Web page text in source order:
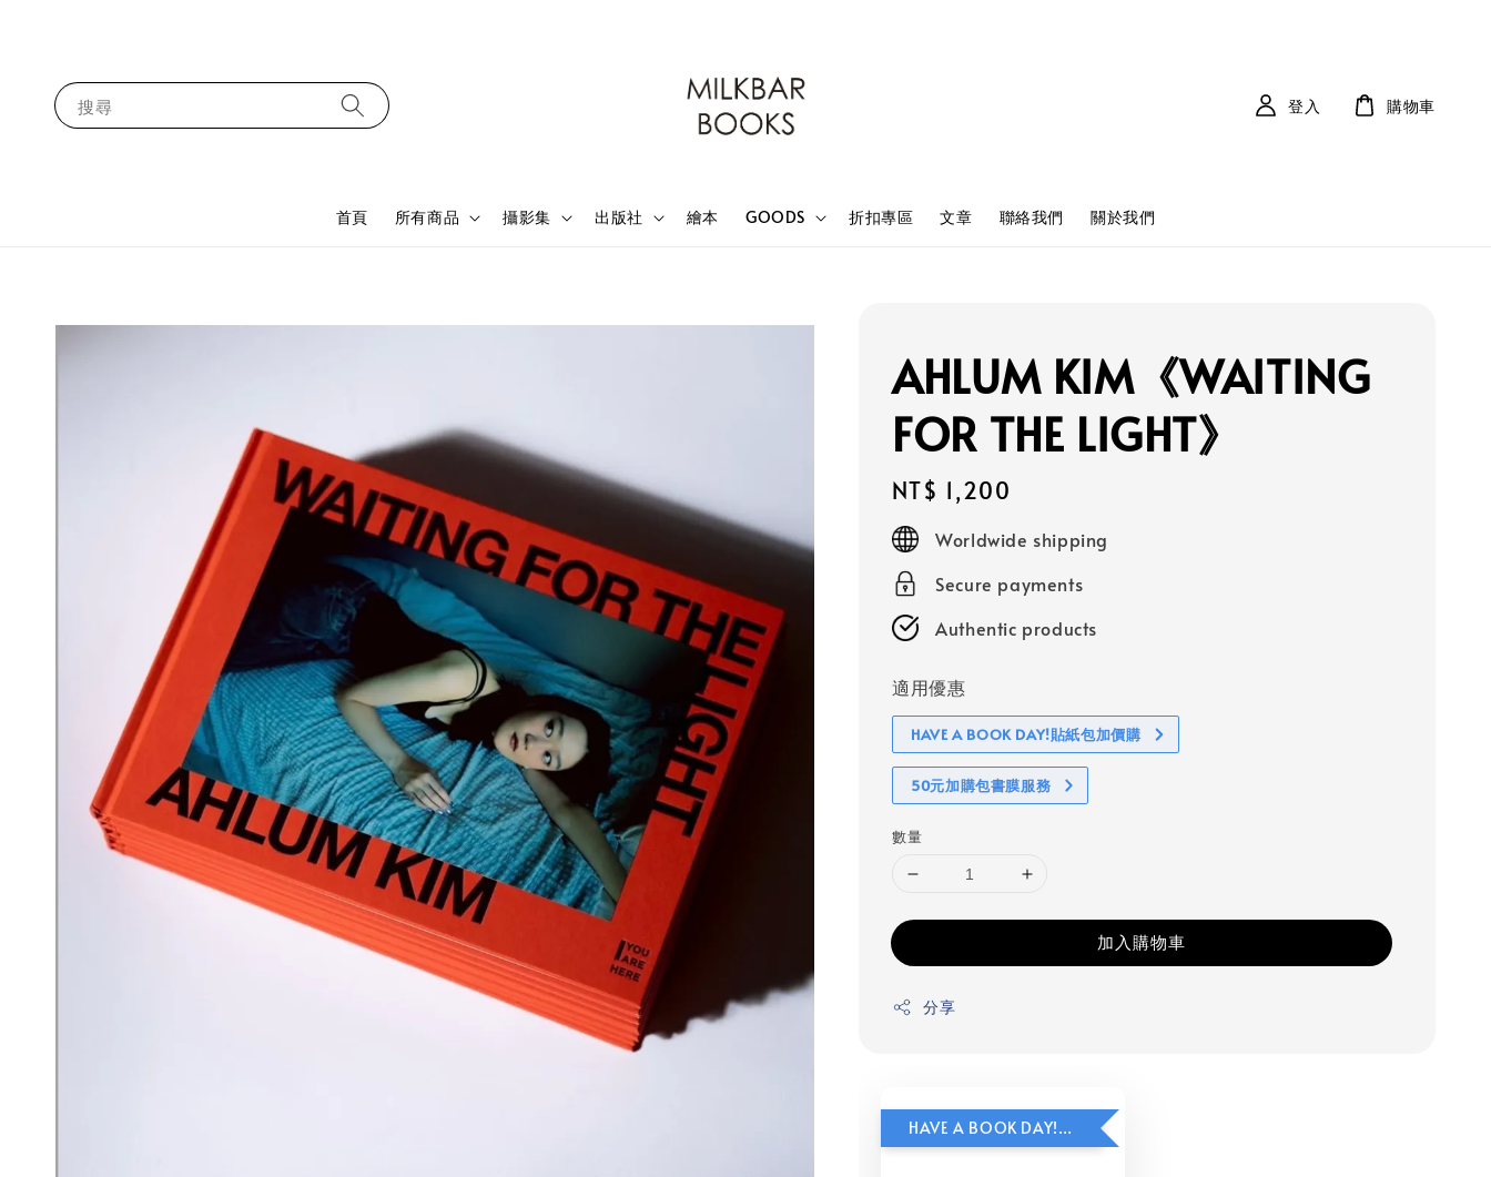
搜尋
首頁 所有商品 攝影集 出版社 繪本 GOODS 折扣專區 文章 聯絡我們 關於我們
登入 購物車
AHLUM KIM《WAITING
FOR THE LIGHT》
Regular
price
NT$ 1,200
Worldwide shipping
Secure payments
Authentic products
適用優惠
HAVE A BOOK DAY!貼紙包加價購
50元加購包書膜服務
數量
加入購物車
分享
HAVE A BOOK DAY!貼紙包加價購